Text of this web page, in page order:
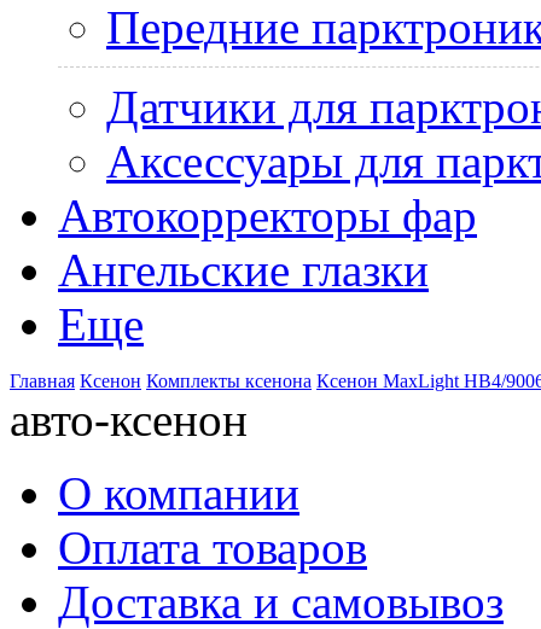
Передние
Датчики для
Аксессуары для
Автокорректоры фар
Ангельские глазки
Еще
Главная Ксенон Комплекты ксенона Ксенон MaxLight HB4/
авто-ксенон
О компании
Оплата товаров
Доставка и самовывоз